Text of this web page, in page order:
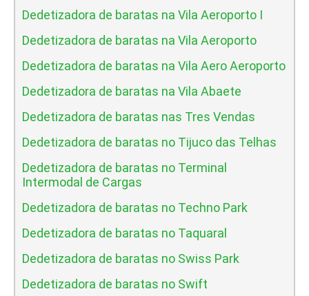
Dedetizadora de baratas na Vila Aeroporto I
Dedetizadora de baratas na Vila Aeroporto
Dedetizadora de baratas na Vila Aero Aeroporto
Dedetizadora de baratas na Vila Abaete
Dedetizadora de baratas nas Tres Vendas
Dedetizadora de baratas no Tijuco das Telhas
Dedetizadora de baratas no Terminal
Intermodal de Cargas
Dedetizadora de baratas no Techno Park
Dedetizadora de baratas no Taquaral
Dedetizadora de baratas no Swiss Park
Dedetizadora de baratas no Swift